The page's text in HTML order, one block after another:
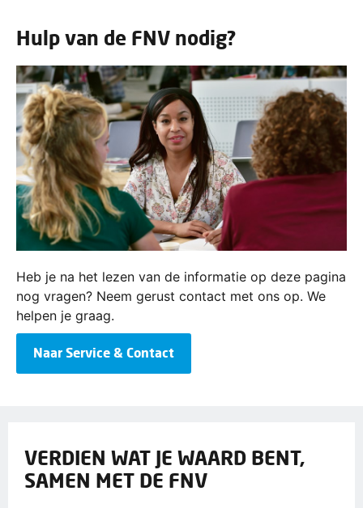
Hulp van de FNV nodig?
Heb je na het lezen van de informatie op deze pagina
nog vragen? Neem gerust contact met ons op. We
helpen je graag.
Naar Service & Contact
VERDIEN WAT JE WAARD BENT,
SAMEN MET DE FNV